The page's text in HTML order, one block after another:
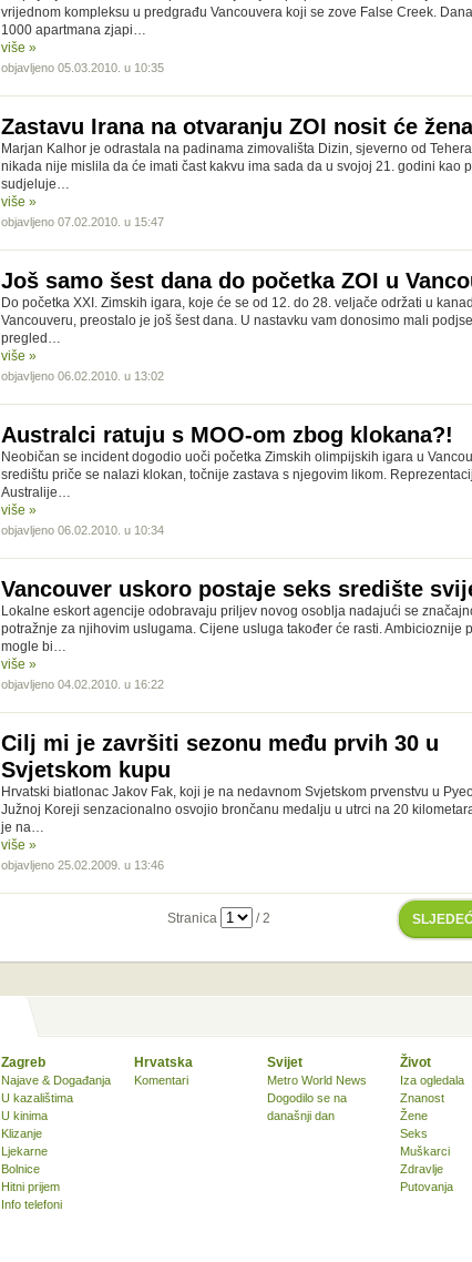
vrijednom kompleksu u predgrađu Vancouvera koji se zove False Creek.
1000 apartmana zjapi…
više »
objavljeno 05.03.2010. u 10:35
Zastavu Irana na otvaranju ZOI nosit će žena
Marjan Kalhor je odrastala na padinama zimovališta Dizin, sjeverno od
nikada nije mislila da će imati čast kakvu ima sada da u svojoj 21. godini kao
sudjeluje…
više »
objavljeno 07.02.2010. u 15:47
Još samo šest dana do početka ZOI u
Do početka XXI. Zimskih igara, koje će se od 12. do 28. veljače održati u
Vancouveru, preostalo je još šest dana. U nastavku vam donosimo mali
pregled…
više »
objavljeno 06.02.2010. u 13:02
Australci ratuju s MOO-om zbog klokana?!
Neobičan se incident dogodio uoči početka Zimskih olimpijskih igara u
središtu priče se nalazi klokan, točnije zastava s njegovim likom.
Australije…
više »
objavljeno 06.02.2010. u 10:34
Vancouver uskoro postaje seks središte
Lokalne eskort agencije odobravaju priljev novog osoblja nadajući se
potražnje za njihovim uslugama. Cijene usluga također će rasti. Ambicioznije
mogle bi…
više »
objavljeno 04.02.2010. u 16:22
Cilj mi je završiti sezonu među prvih 30 u
Svjetskom kupu
Hrvatski biatlonac Jakov Fak, koji je na nedavnom Svjetskom prvenstvu u
Južnoj Koreji senzacionalno osvojio brončanu medalju u utrci na 20
je na…
više »
objavljeno 25.02.2009. u 13:46
Stranica / 2
Zagreb
Najave & Događanja
U kazalištima
U kinima
Klizanje
Ljekarne
Bolnice
Hitni prijem
Info telefoni
Hrvatska
Komentari
Svijet
Metro World News
Dogodilo se na
današnji dan
Život
Iza ogledala
Znanost
Žene
Seks
Muškarci
Zdravlje
Putovanja